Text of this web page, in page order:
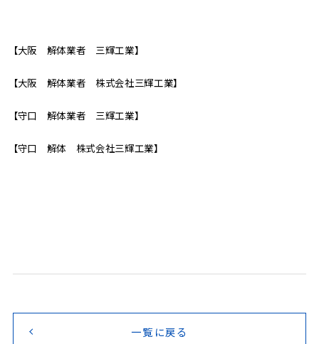
【大阪 解体業者 三輝工業】
【大阪 解体業者 株式会社三輝工業】
【守口 解体業者 三輝工業】
【守口 解体 株式会社三輝工業】
一覧に戻る